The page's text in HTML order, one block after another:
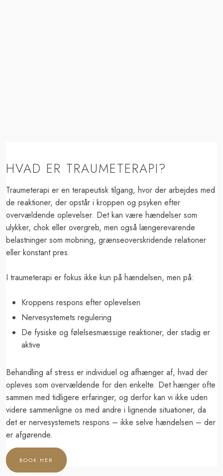
HVAD ER TRAUMETERAPI?
Traumeterapi er en terapeutisk tilgang, hvor der arbejdes med
de reaktioner, der opstår i kroppen og psyken efter
overvældende oplevelser. Det kan være hændelser som
ulykker, chok eller overgreb, men også længerevarende
belastninger som mobning, grænseoverskridende relationer
eller konstant pres.
I traumeterapi er fokus ikke kun på hændelsen, men på:
​Kroppens respons efter oplevelsen
​Nervesystemets regulering
​De fysiske og følelsesmæssige reaktioner, der stadig er
aktive
Behandling af stress er individuel og afhænger af, hvad der
opleves som overvældende for den enkelte. Det hænger ofte
sammen med tidligere erfaringer, og derfor kan vi ikke uden
videre sammenligne os med andre i lignende situationer, da
det er nervesystemets respons – ikke selve hændelsen – der
er afgørende.
BOOK HER